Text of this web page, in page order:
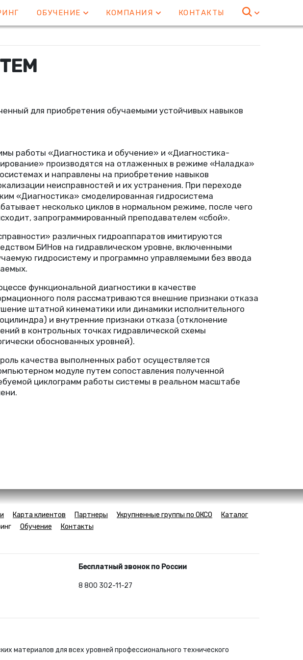
ОБУЧЕНИЕ КОМПАНИЯ КОНТАКТЫ
для приобретения обучаемыми устойчивых навыков
работы «Диагностика и обучение» и «Диагностика-
производятся на отлаженных в режиме «Наладка»
и направлены на приобретение навыков
неисправностей и их устранения. При переходе
«Диагностика» смоделированная гидросистема
несколько циклов в нормальном режиме, после чего
запрограммированный преподавателем «сбой».
различных гидроаппаратов имитируются
БИНов на гидравлическом уровне, включенными
гидросистему и программно управляемыми без ввода
функциональной диагностики в качестве
поля рассматриваются внешние признаки отказа
штатной кинематики или динамики исполнительного
и внутренние признаки отказа (отклонение
в контрольных точках гидравлической схемы
обоснованных уровней).
качества выполненных работ осуществляется
модуле путем сопоставления полученной
циклограмм работы системы в реальном масштабе
Карта клиентов Партнеры Укрупненные группы по ОКСО
Каталог
Обучение Контакты
Бесплатный звонок по России
8 800 302-11-27
материалов для всех уровней профессионального технического